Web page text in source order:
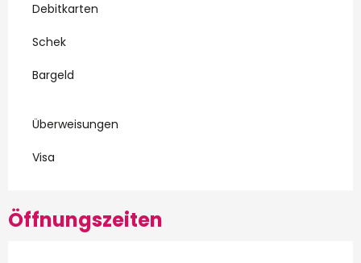
Debitkarten
Schek
Bargeld
Überweisungen
Visa
Öffnungszeiten